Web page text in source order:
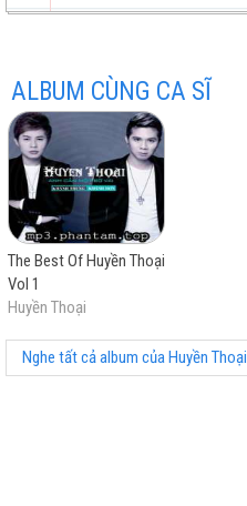
hay
nhất
ALBUM CÙNG CA SĨ
The Best Of Huyền Thoại
Vol 1
Huyền Thoại
Nghe tất cả album của Huyền Thoại